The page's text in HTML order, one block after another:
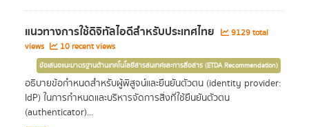
แนวทางการใช้ดิจิทัลไอดีสำหรับประเทศไทย
9129 total
views
10 recent views
ข้อเสนอแนะมาตรฐานด้านเทคโนโลยีสารสนเทศและการสื่อสาร (ETDA Recommendation)
อธิบายข้อกำหนดสำหรับผู้พิสูจน์และยืนยันตัวตน (identity provider:
IdP) ในการกำหนดและบริหารจัดการสิ่งที่ใช้ยืนยันตัวตน
(authenticator)...